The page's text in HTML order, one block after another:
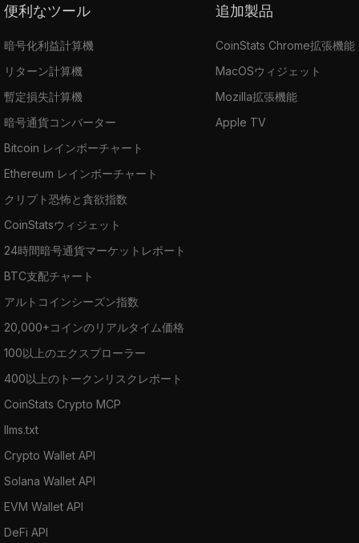
便利なツール
暗号化利益計算機
リターン計算機
暫定損失計算機
暗号通貨コンバーター
Bitcoin レインボーチャート
Ethereum レインボーチャート
クリプト恐怖と貪欲指数
CoinStatsウィジェット
24時間暗号通貨マーケットレポート
BTC支配チャート
アルトコインシーズン指数
20,000+コインのリアルタイム価格
100以上のエクスプローラー
400以上のトークンリスクレポート
CoinStats Crypto MCP
llms.txt
Crypto Wallet API
Solana Wallet API
EVM Wallet API
DeFi API
追加製品
CoinStats Chrome拡張機能
MacOSウィジェット
Mozilla拡張機能
Apple TV